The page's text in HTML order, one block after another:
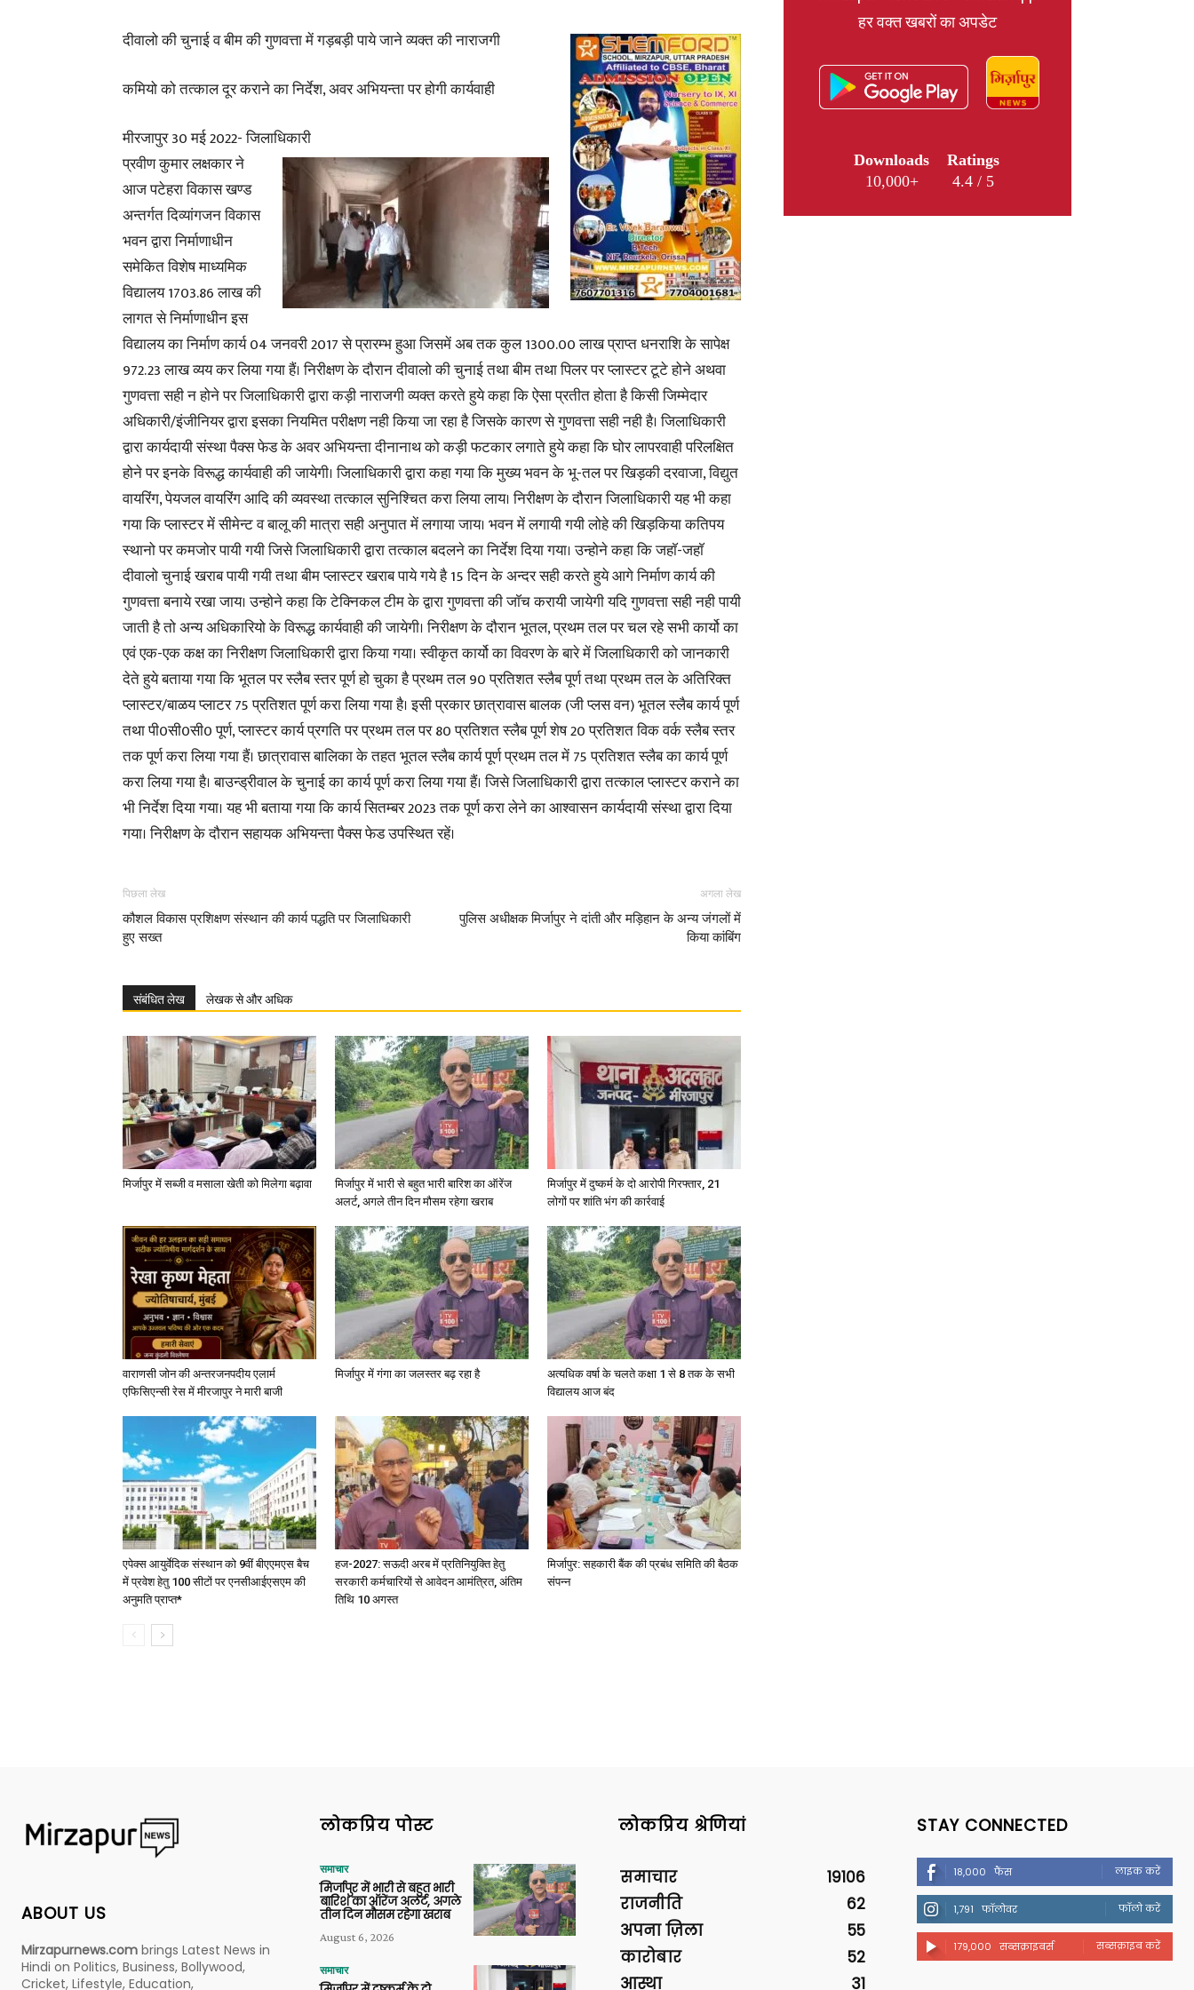
News,
Latest
in
Hindi,
Today
Hindi
News
दीवालो की चुनाई व बीम की गुणवत्ता में गड़बड़ी पाये जाने व्यक्त की नाराजगी
कमियो को तत्काल दूर कराने का निर्देश, अवर अभियन्ता पर होगी कार्यवाही
मीरजापुर 30 मई 2022- जिलाधिकारी
प्रवीण कुमार लक्षकार ने
आज पटेहरा विकास खण्ड
अन्तर्गत दिव्यांगजन विकास
भवन द्वारा निर्माणाधीन
समेकित विशेष माध्यमिक
विद्यालय 1703.86 लाख की
लागत से निर्माणाधीन इस
विद्यालय का निर्माण कार्य 04 जनवरी 2017 से प्रारम्भ हुआ जिसमें अब तक कुल 1300.00 लाख प्राप्त धनराशि के सापेक्ष
972.23 लाख व्यय कर लिया गया हैं। निरीक्षण के दौरान दीवालो की चुनाई तथा बीम तथा पिलर पर प्लास्टर टूटे होने अथवा
गुणवत्ता सही न होने पर जिलाधिकारी द्वारा कड़ी नाराजगी व्यक्त करते हुये कहा कि ऐसा प्रतीत होता है किसी जिम्मेदार
अधिकारी/इंजीनियर द्वारा इसका नियमित परीक्षण नही किया जा रहा है जिसके कारण से गुणवत्ता सही नही है। जिलाधिकारी
द्वारा कार्यदायी संस्था पैक्स फेड के अवर अभियन्ता दीनानाथ को कड़ी फटकार लगाते हुये कहा कि घोर लापरवाही परिलक्षित
होने पर इनके विरूद्ध कार्यवाही की जायेगी। जिलाधिकारी द्वारा कहा गया कि मुख्य भवन के भू-तल पर खिड़की दरवाजा, विद्युत
वायरिंग, पेयजल वायरिंग आदि की व्यवस्था तत्काल सुनिश्चित करा लिया लाय। निरीक्षण के दौरान जिलाधिकारी यह भी कहा
गया कि प्लास्टर में सीमेन्ट व बालू की मात्रा सही अनुपात में लगाया जाय। भवन में लगायी गयी लोहे की खिड़किया कतिपय
स्थानो पर कमजोर पायी गयी जिसे जिलाधिकारी द्वारा तत्काल बदलने का निर्देश दिया गया। उन्होने कहा कि जहाॅ-जहाॅ
दीवालो चुनाई खराब पायी गयी तथा बीम प्लास्टर खराब पाये गये है 15 दिन के अन्दर सही करते हुये आगे निर्माण कार्य की
गुणवत्ता बनाये रखा जाय। उन्होने कहा कि टेक्निकल टीम के द्वारा गुणवत्ता की जाॅच करायी जायेगी यदि गुणवत्ता सही नही पायी
जाती है तो अन्य अधिकारियो के विरूद्ध कार्यवाही की जायेगी। निरीक्षण के दौरान भूतल, प्रथम तल पर चल रहे सभी कार्यो का
एवं एक-एक कक्ष का निरीक्षण जिलाधिकारी द्वारा किया गया। स्वीकृत कार्यो का विवरण के बारे में जिलाधिकारी को जानकारी
देते हुये बताया गया कि भूतल पर स्लैब स्तर पूर्ण हो चुका है प्रथम तल 90 प्रतिशत स्लैब पूर्ण तथा प्रथम तल के अतिरिक्त
प्लास्टर/बाळय प्लाटर 75 प्रतिशत पूर्ण करा लिया गया है। इसी प्रकार छात्रावास बालक (जी प्लस वन) भूतल स्लैब कार्य पूर्ण
तथा पी0सी0सी0 पूर्ण, प्लास्टर कार्य प्रगति पर प्रथम तल पर 80 प्रतिशत स्लैब पूर्ण शेष 20 प्रतिशत विक वर्क स्लैब स्तर
तक पूर्ण करा लिया गया हैं। छात्रावास बालिका के तहत भूतल स्लैब कार्य पूर्ण प्रथम तल में 75 प्रतिशत स्लैब का कार्य पूर्ण
करा लिया गया है। बाउन्ड्रीवाल के चुनाई का कार्य पूर्ण करा लिया गया हैं। जिसे जिलाधिकारी द्वारा तत्काल प्लास्टर कराने का
भी निर्देश दिया गया। यह भी बताया गया कि कार्य सितम्बर 2023 तक पूर्ण करा लेने का आश्वासन कार्यदायी संस्था द्वारा दिया
गया। निरीक्षण के दौरान सहायक अभियन्ता पैक्स फेड उपस्थित रहें।
पिछला लेख
कौशल विकास प्रशिक्षण संस्थान की कार्य पद्धति पर जिलाधिकारी
हुए सख्त
अगला लेख
पुलिस अधीक्षक मिर्जापुर ने दांती और मड़िहान के अन्य जंगलों में
किया कांबिंग
संबंधित लेख लेखक से और अधिक
मिर्जापुर में सब्जी व मसाला खेती को मिलेगा बढ़ावा
मिर्जापुर में भारी से बहुत भारी बारिश का ऑरेंज
अलर्ट, अगले तीन दिन मौसम रहेगा खराब
मिर्जापुर में दुष्कर्म के दो आरोपी गिरफ्तार, 21
लोगों पर शांति भंग की कार्रवाई
वाराणसी जोन की अन्तरजनपदीय एलार्म
एफिसिएन्सी रेस में मीरजापुर ने मारी बाजी
मिर्जापुर में गंगा का जलस्तर बढ़ रहा है
अत्यधिक वर्षा के चलते कक्षा 1 से 8 तक के सभी
विद्यालय आज बंद
एपेक्स आयुर्वेदिक संस्थान को 9वीं बीएएमएस बैच
में प्रवेश हेतु 100 सीटों पर एनसीआईएसएम की
अनुमति प्राप्त*
हज-2027: सऊदी अरब में प्रतिनियुक्ति हेतु
सरकारी कर्मचारियों से आवेदन आमंत्रित, अंतिम
तिथि 10 अगस्त
मिर्जापुर: सहकारी बैंक की प्रबंध समिति की बैठक
संपन्न
हर वक्त खबरों का अपडेट
Downloads
10,000+
Ratings
4.4 / 5
ABOUT US
Mirzapurnews.com brings Latest News in
Hindi on Politics, Business, Bollywood,
Cricket, Lifestyle, Education,
लोकप्रिय पोस्ट
समाचार
मिर्जापुर में भारी से बहुत भारी
बारिश का ऑरेंज अलर्ट, अगले
तीन दिन मौसम रहेगा खराब
August 6, 2026
समाचार
लोकप्रिय श्रेणियां
समाचार
19106
राजनीति
62
अपना ज़िला
55
कारोबार
52
आस्था
31
STAY CONNECTED
18,000 फैंस लाइक करें
1,791 फॉलोवर फॉलो करें
179,000 सब्सक्राइबर्स सब्सक्राइब करें